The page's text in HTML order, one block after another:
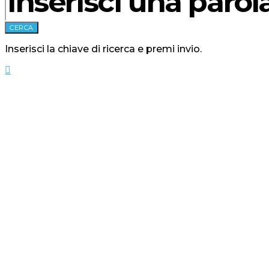
CERCA
Inserisci la chiave di ricerca e premi invio.